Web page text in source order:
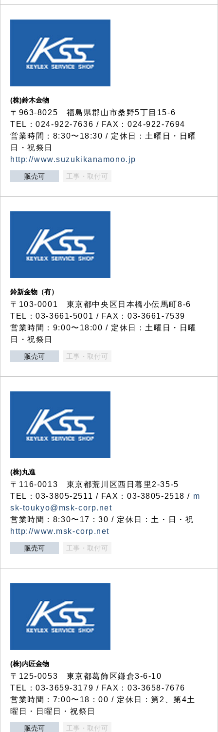
(株)鈴木金物
〒963-8025 福島県郡山市桑野5丁目15-6
TEL：024-922-7636 / FAX：024-922-7694
営業時間：8:30〜18:30 / 定休日：土曜日・日曜
日・祝祭日
http://www.suzukikanamono.jp
販売可 工事・取付可
鈴新金物（有）
〒103-0001 東京都中央区日本橋小伝馬町8-6
TEL：03-3661-5001 / FAX：03-3661-7539
営業時間：9:00〜18:00 / 定休日：土曜日・日曜
日・祝祭日
販売可 工事・取付可
(株)丸進
〒116-0013 東京都荒川区西日暮里2-35-5
TEL：03-3805-2511 / FAX：03-3805-2518 / m
sk-toukyo@msk-corp.net
営業時間：8:30〜17：30 / 定休日：土・日・祝
http://www.msk-corp.net
販売可 工事・取付可
(株)内匠金物
〒125-0053 東京都葛飾区鎌倉3-6-10
TEL：03-3659-3179 / FAX：03-3658-7676
営業時間：7:00〜18：00 / 定休日：第2、第4土
曜日・日曜日・祝祭日
販売可 工事・取付可